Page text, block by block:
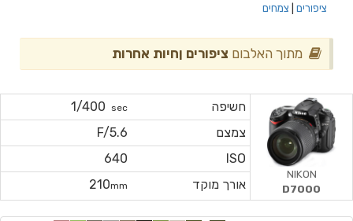
ציפורים צמחים
מתוך האלבום ציפורים ןחיות אחרות
חשיפה sec
1/400
צמצם
F/5.6
ISO
640
אורך מוקד
210mm
NIKON
D7000